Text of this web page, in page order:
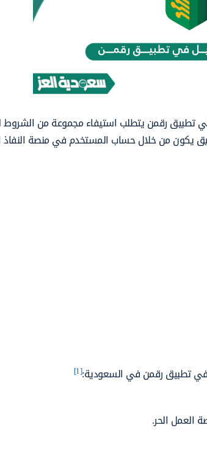
تطبيق رقمن يتطلب استيفاء مجموعة من الشروط
يكون من خلال حساب المستخدم في منصة
في تطبيق رقمن في السعودية:[1]
العمل الحر.